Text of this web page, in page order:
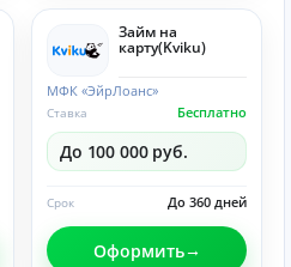
Займ на
карту(Kviku)
МФК «ЭйрЛоанс»
Бесплатно
Ставка
До 100 000 руб.
До 360 дней
Срок
Оформить